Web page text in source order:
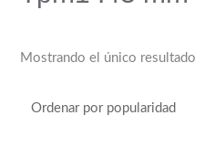
Mostrando el único resultado